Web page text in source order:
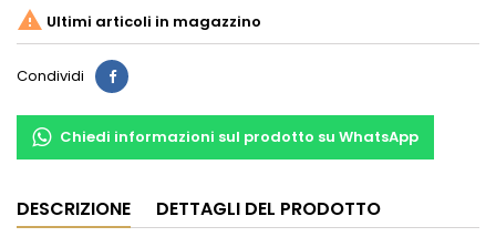
 Ultimi articoli in magazzino
Condividi Condividi
Chiedi informazioni sul prodotto su WhatsApp
DESCRIZIONE DETTAGLI DEL PRODOTTO